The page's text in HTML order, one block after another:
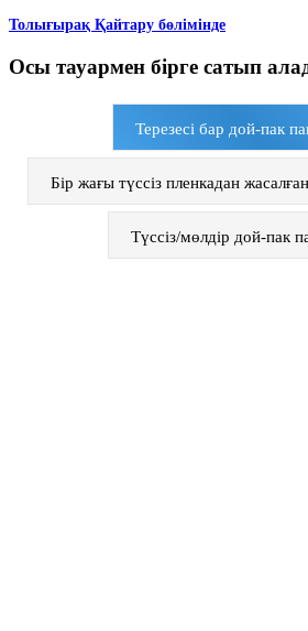
Толығырақ Қайтару бөлімінде
Осы тауармен бірге сатып
Терезесі бар дой-пак
Бір жағы түссіз пленкадан
Түссіз/мөлдір дой-пак